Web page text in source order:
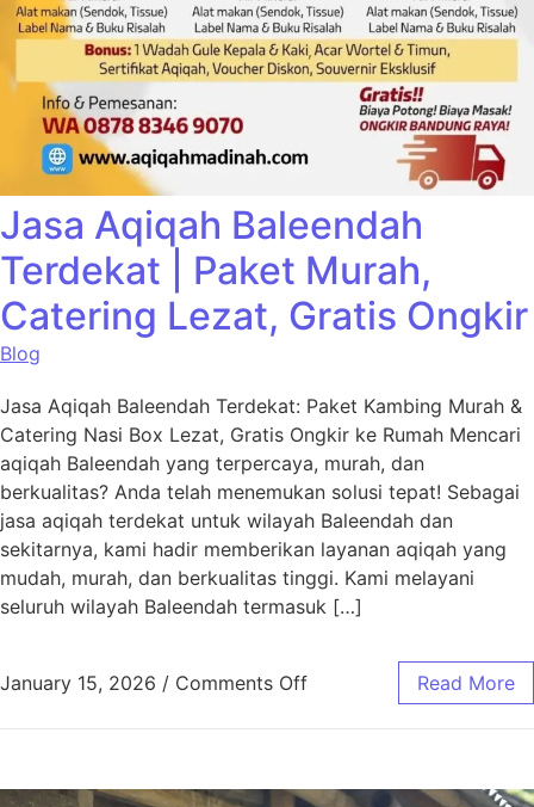
Jasa Aqiqah Baleendah
Terdekat | Paket Murah,
Catering Lezat, Gratis Ongkir
Blog
Jasa Aqiqah Baleendah Terdekat: Paket Kambing Murah &
Catering Nasi Box Lezat, Gratis Ongkir ke Rumah Mencari
aqiqah Baleendah yang terpercaya, murah, dan
berkualitas? Anda telah menemukan solusi tepat! Sebagai
jasa aqiqah terdekat untuk wilayah Baleendah dan
sekitarnya, kami hadir memberikan layanan aqiqah yang
mudah, murah, dan berkualitas tinggi. Kami melayani
seluruh wilayah Baleendah termasuk […]
January 15, 2026 / Comments Off Read More